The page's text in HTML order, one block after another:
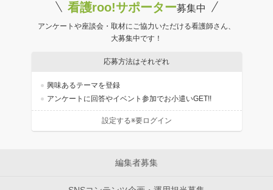
看護roo!サポーター募集中
アンケートや座談会・取材にご協力いただける看護師さん、
大募集中です！
応募方法はそれぞれ
興味あるテーマを登録
アンケートに回答やイベント参加でお小遣いGET!!
設定する※要ログイン
編集者募集